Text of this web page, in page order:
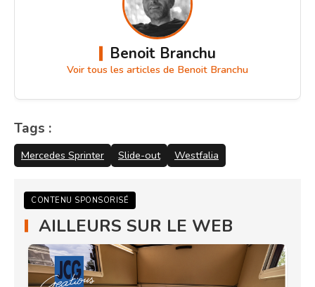
Benoit Branchu
Voir tous les articles de Benoit Branchu
Tags :
Mercedes Sprinter Slide-out Westfalia
CONTENU SPONSORISÉ
AILLEURS SUR LE WEB